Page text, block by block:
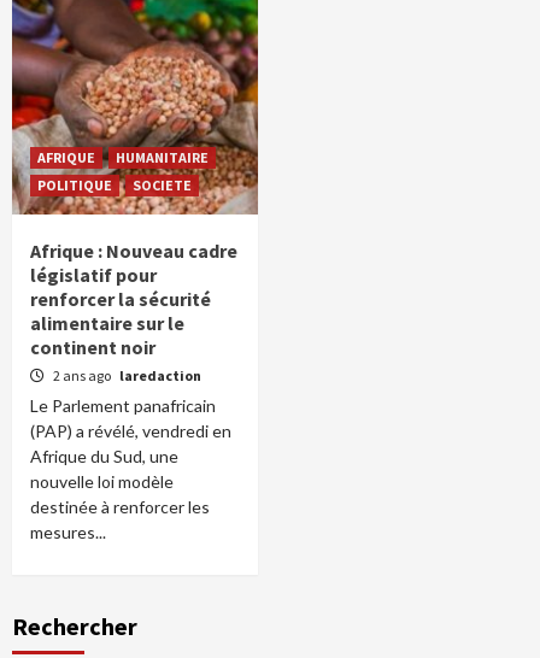
AFRIQUE
HUMANITAIRE
POLITIQUE
SOCIETE
Afrique : Nouveau cadre
législatif pour
renforcer la sécurité
alimentaire sur le
continent noir
2 ans ago laredaction
Le Parlement panafricain
(PAP) a révélé, vendredi en
Afrique du Sud, une
nouvelle loi modèle
destinée à renforcer les
mesures...
Rechercher